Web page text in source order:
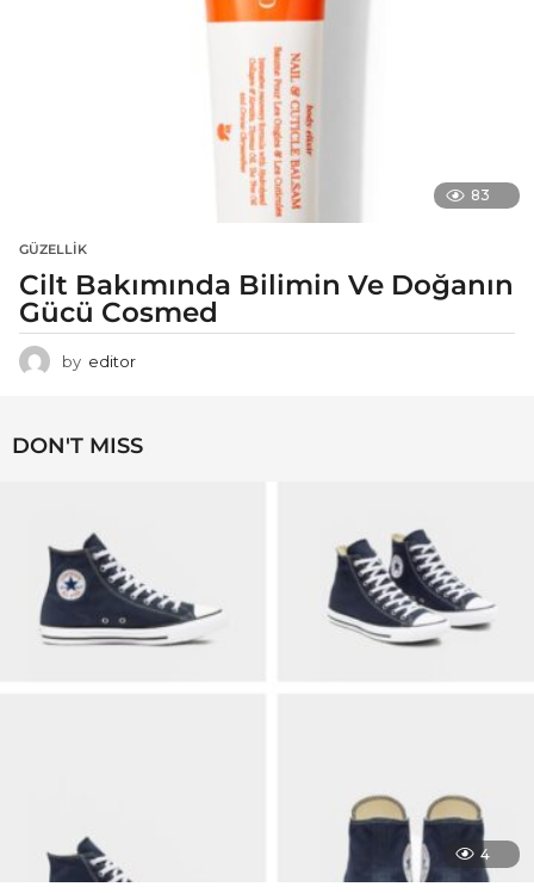
83
GÜZELLIK
Cilt Bakımında Bilimin Ve Doğanın
Gücü Cosmed
by editor
DON'T MISS
4